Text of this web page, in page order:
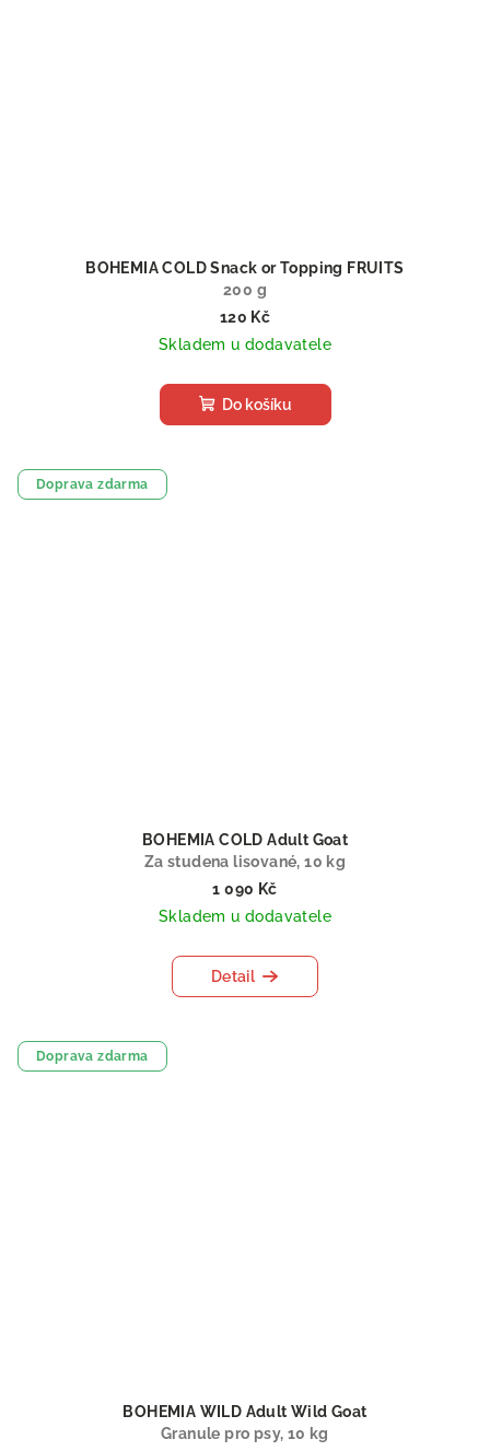
BOHEMIA COLD Snack or Topping FRUITS
200 g
120 Kč
Skladem u dodavatele
Do košíku
Doprava zdarma
BOHEMIA COLD Adult Goat
Za studena lisované, 10 kg
1 090 Kč
Skladem u dodavatele
Detail
Doprava zdarma
BOHEMIA WILD Adult Wild Goat
Granule pro psy, 10 kg